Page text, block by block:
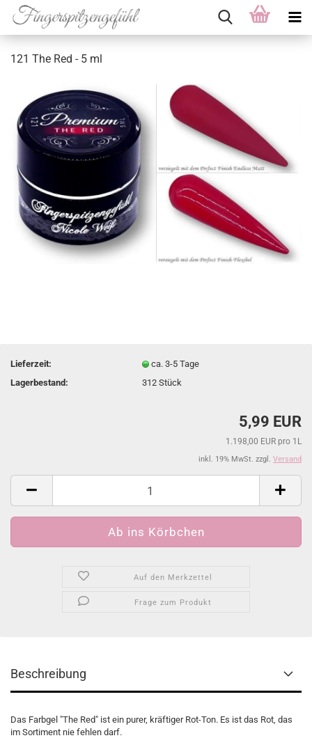
121 The Red - 5 ml
Lieferzeit:
ca. 3-5 Tage
Lagerbestand:
312Stück
5,99 EUR
1.198,00 EUR pro 1L
inkl. 19% MwSt. zzgl. Versand
Auf den Merkzettel
Frage zum Produkt
Beschreibung
Das Farbgel "The Red" ist ein purer, kräftiger Rot-Ton. Es ist das Rot, das
im Sortiment nie fehlen darf.